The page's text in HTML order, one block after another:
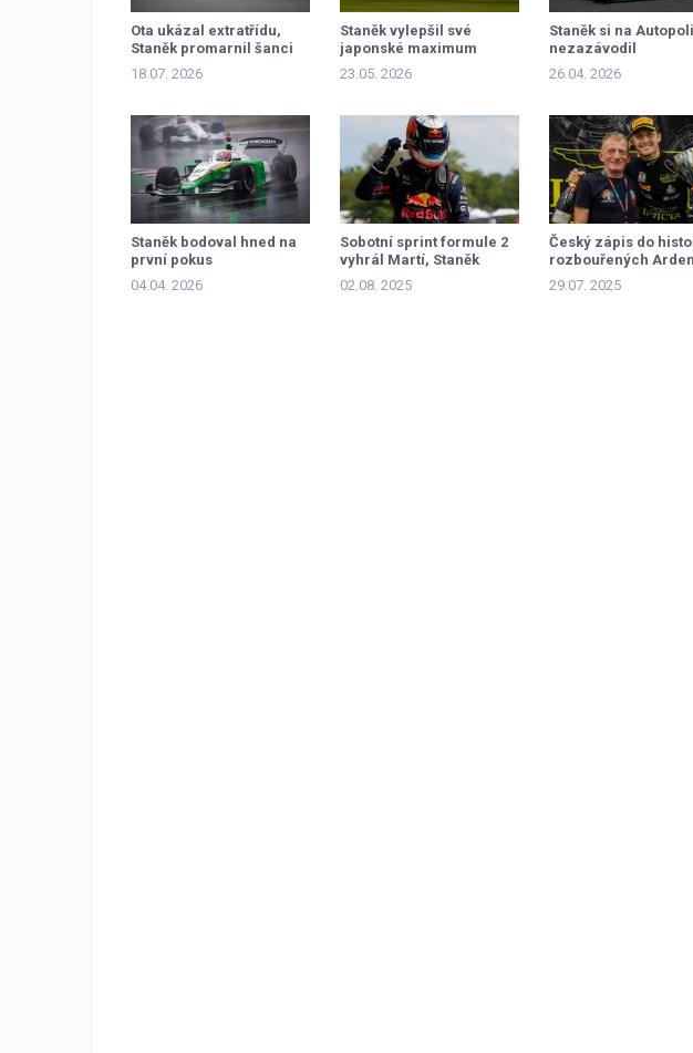
Ota ukázal extratřídu,
Staněk promarnil šanci
18.07. 2026
Staněk vylepšil své
japonské maximum
23.05. 2026
Staněk si na
nezazávodil
26.04. 2026
Staněk bodoval hned na
první pokus
04.04. 2026
Sobotní sprint formule 2
vyhrál Martí, Staněk
mimo body
02.08. 2025
Český zápis do
rozbouřených
29.07. 2025